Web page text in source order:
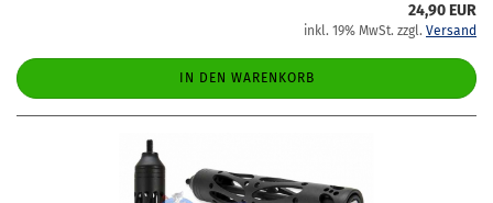
24,90 EUR
inkl. 19% MwSt. zzgl. Versand
IN DEN WARENKORB